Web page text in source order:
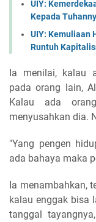
UIY:
Kepada
UIY: Kemuliaan
Runtuh
Ia menilai, kalau
pada orang lain,
Kalau ada
menyusahkan dia.
"Yang pengen
ada bahaya maka
Ia menambahkan,
kalau enggak bisa
tanggal